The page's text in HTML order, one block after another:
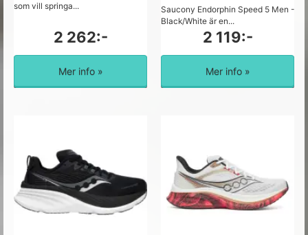
som vill springa...
2 262:-
Mer info »
Saucony Endorphin Speed 5 Men -
Black/White är en...
2 119:-
Mer info »